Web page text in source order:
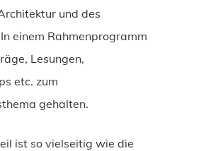
und des
einem Rahmenprogramm
Lesungen,
etc. zum
gehalten.
ist so vielseitig wie die